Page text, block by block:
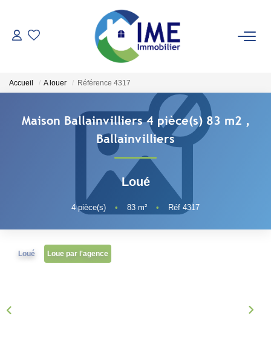
ACHETER
ESTIMER
LOUER
Faire Gérer
Conciergerie
Espace Client
NOS AGENCES
Accueil A louer Référence 4317
Maison Ballainvilliers 4 pièce(s) 83 m2 ,
Ballainvilliers
Loué
4pièce(s) • 83 m² • Réf 4317
Loué Loue par l'agence